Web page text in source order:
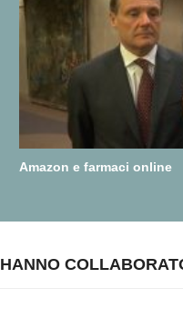
Amazon e farmaci online
HANNO